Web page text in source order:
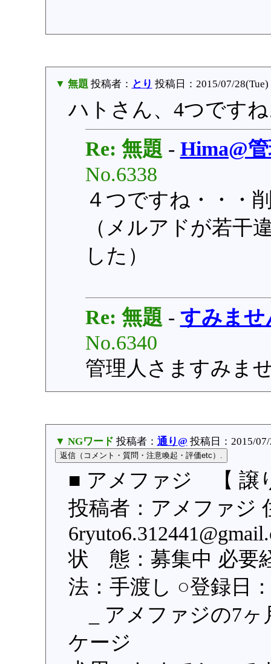
▼ 無題 投稿者： とり 投稿日：2015/07/
ハトさん、4つです
Re: 無題 - Hima@
No.6338
４つですね・・・
（メルアドが若干
した）
Re: 無題 - すみませ
No.6340
管理人さますみま
▼ NGワード 投稿者： 通り@ 投稿日：2015/
■ アメファジ 【 譲
投稿者：アメファジ
状 態：募集中 必要
法：手渡し ○登録日
_ アメファジの7ヶ
ケージ